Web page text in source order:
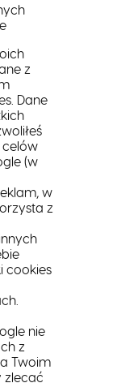
z
Dane
celów
(w
w
z
cookies
nie
z
Twoim
zlecać